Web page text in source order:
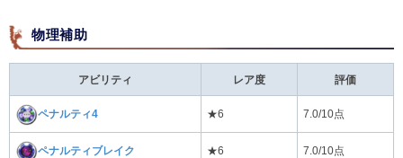
物理補助
アビリティ レア度 評価
ペナルティ4 ★6 7.0/10点
ペナルティブレイク ★6 7.0/10点